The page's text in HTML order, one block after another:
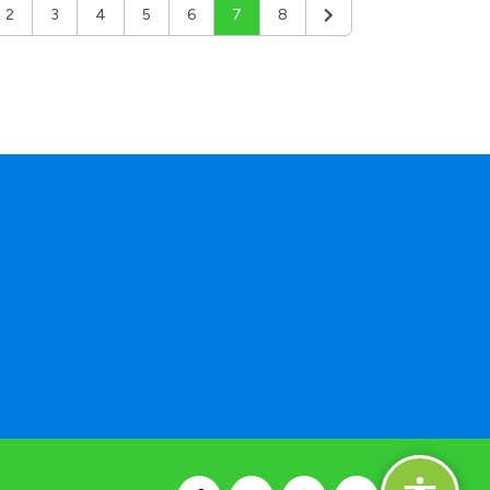
2 3 4 5 6 7 8 Siguiente